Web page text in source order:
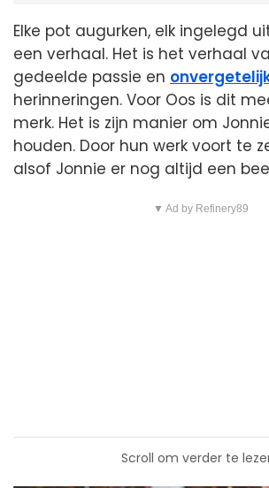
Elke pot augurken, elk ingelegd
een verhaal. Het is het verhaal
gedeelde passie en
herinneringen. Voor Oos is dit
merk. Het is zijn manier om
houden. Door hun werk voort te
alsof Jonnie er nog altijd een
▼ Ad by Refinery89
Scroll om verder te